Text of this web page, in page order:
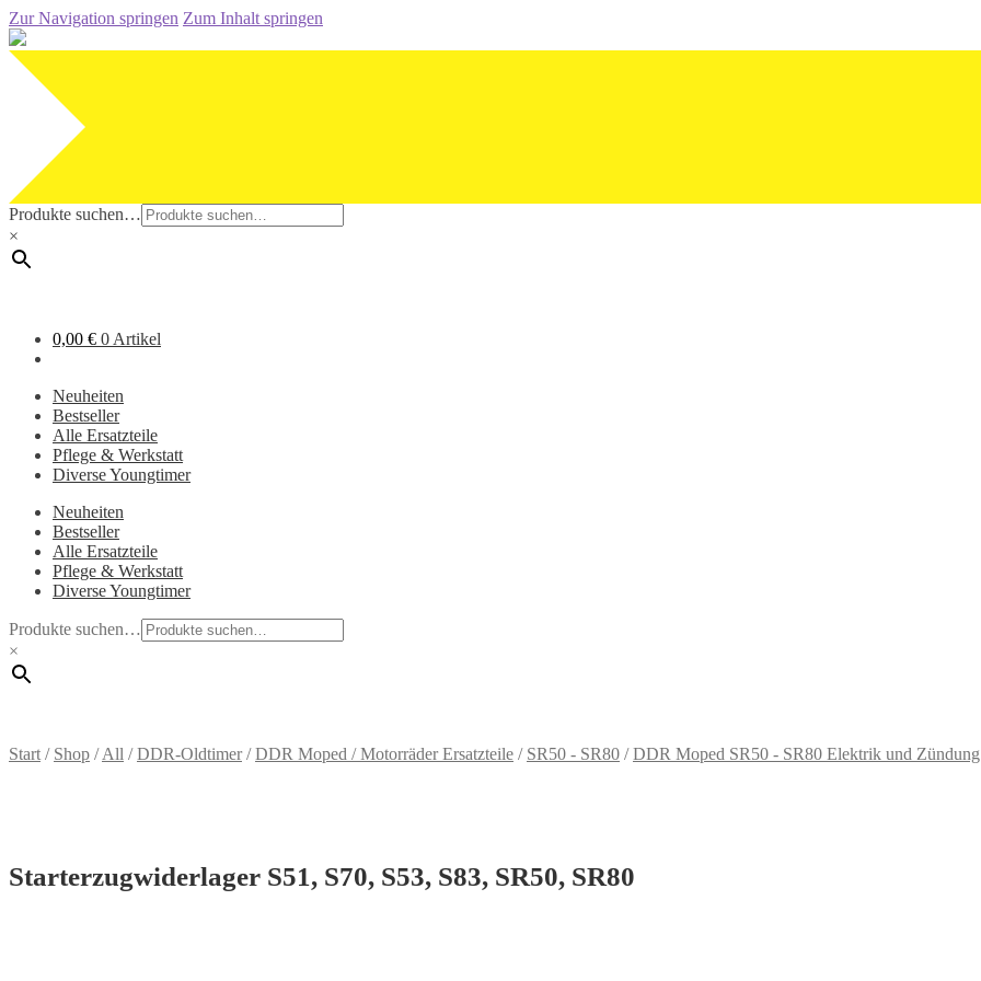
Zur Navigation springen Zum Inhalt springen
Produkte suchen…
×
0,00 € 0 Artikel
Neuheiten
Bestseller
Alle Ersatzteile
Pflege & Werkstatt
Diverse Youngtimer
Neuheiten
Bestseller
Alle Ersatzteile
Pflege & Werkstatt
Diverse Youngtimer
Produkte suchen…
×
Start / Shop /All /DDR-Oldtimer/DDR Moped / Motorräder Ersatzteile / SR50 - SR80 /DDR Moped SR50 - SR80 Elektrik und Zündung
Starterzugwiderlager S51, S70, S53, S83, SR50, SR80